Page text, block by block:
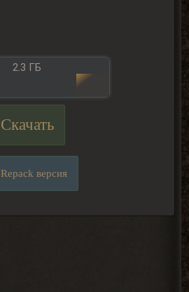
2.3 ГБ
Скачать
Repack версия